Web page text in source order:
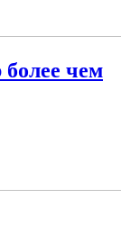
более чем